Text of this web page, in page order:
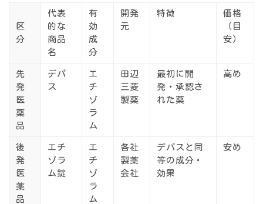
区
分
代表
的な
商品
名
有
効
成
分
開発
元
特徴
価格
（目
安）
先
発
医
薬
品
デパ
ス
エ
チ
ゾ
ラ
ム
田辺
三菱
製薬
最初に開
発・承認さ
れた薬
高め
後
発
医
薬
品
エチ
ゾラ
ム錠
エ
チ
ゾ
ラ
ム
各社
製薬
会社
デパスと同
等の成分・
効果
安め